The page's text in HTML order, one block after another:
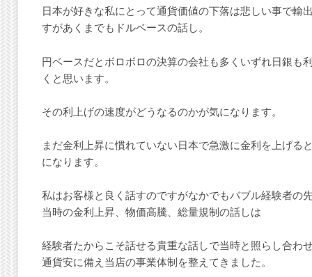
日本が好きな私にとって通貨価値の下落は悲しい事で輸
すがあくまでもドルベースの話し。
円ベースだとボロボロの決算の会社も多くいずれ日銀も
くと思います。
その利上げの速度がどうなるのかが気になります。
まだ金利上昇に慣れていない日本で急激に金利を上げる
になります。
私はお客様と良く話すのですがなかでもバブル経験者の
当時の金利上昇、物価高騰、総量規制の話しは
経験者たからこそ話せる貴重な話しで当時と照らし合わ
通貨安に備え当店の事業体制を整えてきました。